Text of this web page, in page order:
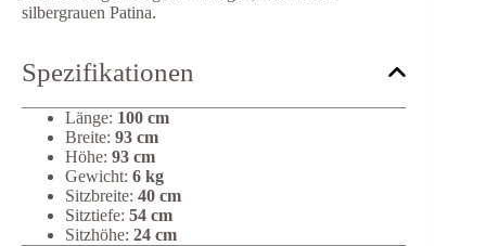
silbergrauen Patina.
Spezifikationen
Länge: 100 cm
Breite: 93 cm
Höhe: 93 cm
Gewicht: 6 kg
Sitzbreite: 40 cm
Sitztiefe: 54 cm
Sitzhöhe: 24 cm